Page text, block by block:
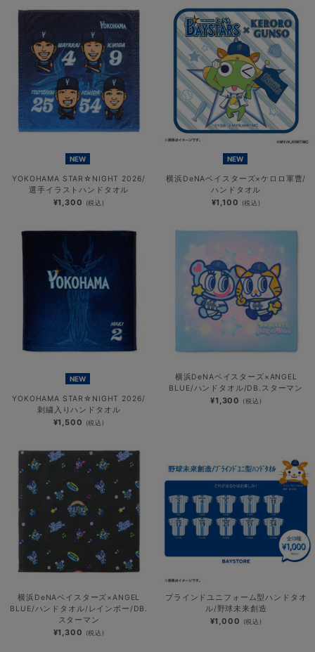
NEW
YOKOHAMA STAR☆NIGHT 2026/
選手イラストハンドタオル
¥1,300 (税込)
NEW
横浜DeNAベイスターズ×ケロロ軍曹/
ハンドタオル
¥1,100 (税込)
NEW
YOKOHAMA STAR☆NIGHT 2026/
刺繍入りハンドタオル
¥1,500 (税込)
横浜DeNAベイスターズ×ANGEL
BLUE/ハンドタオル/DB.スターマン
¥1,300 (税込)
横浜DeNAベイスターズ×ANGEL
BLUE/ハンドタオル/レインボー/DB.
スターマン
¥1,300 (税込)
ブラインドユニフォーム型ハンドタオ
ル/野球未来創造
¥1,000 (税込)